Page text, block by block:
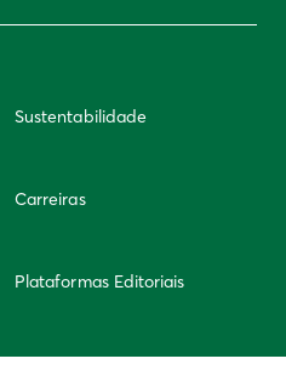
Sustentabilidade
Carreiras
Plataformas Editoriais
Integridade